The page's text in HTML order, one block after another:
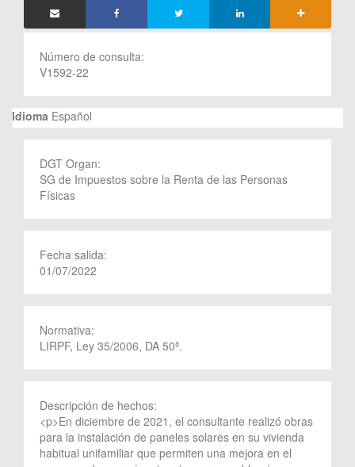
Número de consulta:
V1592-22
Idioma Español
DGT Organ:
SG de Impuestos sobre la Renta de las Personas
Físicas
Fecha salida:
01/07/2022
Normativa:
LIRPF, Ley 35/2006, DA 50ª.
Descripción de hechos:
<p>En diciembre de 2021, el consultante realizó obras
para la instalación de paneles solares en su vivienda
habitual unifamiliar que permiten una mejora en el